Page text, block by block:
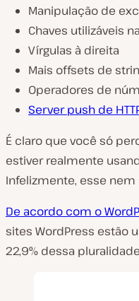
Manipulação de
Chaves utilizáveis
Vírgulas à direita
Mais offsets de
Operadores de
Server push de
É claro que você só
estiver realmente
Infelizmente, esse
De acordo com o
sites WordPress estão
22,9% dessa